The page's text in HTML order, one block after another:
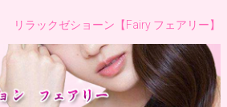
リラックゼショーン【Fairy フェアリー】